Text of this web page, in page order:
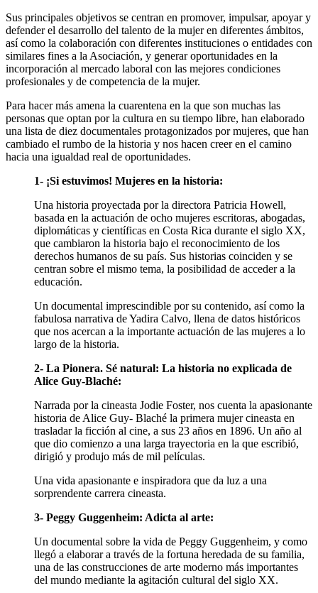
Sus principales objetivos se centran en promover, impulsar, apoyar y
defender el desarrollo del talento de la mujer en diferentes ámbitos,
así como la colaboración con diferentes instituciones o entidades con
similares fines a la Asociación, y generar oportunidades en la
incorporación al mercado laboral con las mejores condiciones
profesionales y de competencia de la mujer.
Para hacer más amena la cuarentena en la que son muchas las
personas que optan por la cultura en su tiempo libre, han elaborado
una lista de diez documentales protagonizados por mujeres, que han
cambiado el rumbo de la historia y nos hacen creer en el camino
hacia una igualdad real de oportunidades.
1- ¡Si estuvimos! Mujeres en la historia:
Una historia proyectada por la directora Patricia Howell,
basada en la actuación de ocho mujeres escritoras, abogadas,
diplomáticas y científicas en Costa Rica durante el siglo XX,
que cambiaron la historia bajo el reconocimiento de los
derechos humanos de su país. Sus historias coinciden y se
centran sobre el mismo tema, la posibilidad de acceder a la
educación.
Un documental imprescindible por su contenido, así como la
fabulosa narrativa de Yadira Calvo, llena de datos históricos
que nos acercan a la importante actuación de las mujeres a lo
largo de la historia.
2- La Pionera. Sé natural: La historia no explicada de
Alice Guy-Blaché:
Narrada por la cineasta Jodie Foster, nos cuenta la apasionante
historia de Alice Guy- Blaché la primera mujer cineasta en
trasladar la ficción al cine, a sus 23 años en 1896. Un año al
que dio comienzo a una larga trayectoria en la que escribió,
dirigió y produjo más de mil películas.
Una vida apasionante e inspiradora que da luz a una
sorprendente carrera cineasta.
3- Peggy Guggenheim: Adicta al arte:
Un documental sobre la vida de Peggy Guggenheim, y como
llegó a elaborar a través de la fortuna heredada de su familia,
una de las construcciones de arte moderno más importantes
del mundo mediante la agitación cultural del siglo XX.